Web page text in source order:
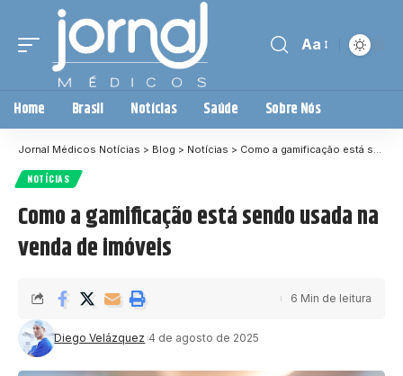
Aa
Home Brasil Notícias Saúde Sobre Nós
Jornal Médicos Notícias > Blog > Notícias > Como a gamificação está sendo usada na venda de imóveis
NOTÍCIAS
Como a gamificação está sendo usada na
venda de imóveis
Diego Velázquez 4 de agosto de 2025
6 Min de leitura